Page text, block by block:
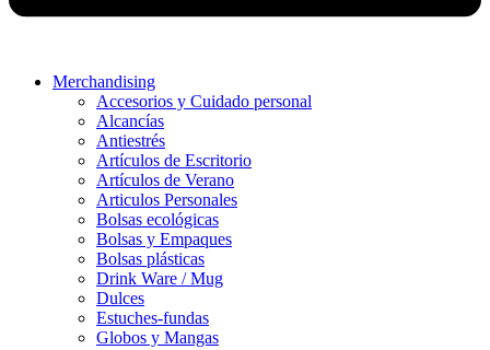
Merchandising
Accesorios y Cuidado personal
Alcancías
Antiestrés
Artículos de Escritorio
Artículos de Verano
Articulos Personales
Bolsas ecológicas
Bolsas y Empaques
Bolsas plásticas
Drink Ware / Mug
Dulces
Estuches-fundas
Globos y Mangas